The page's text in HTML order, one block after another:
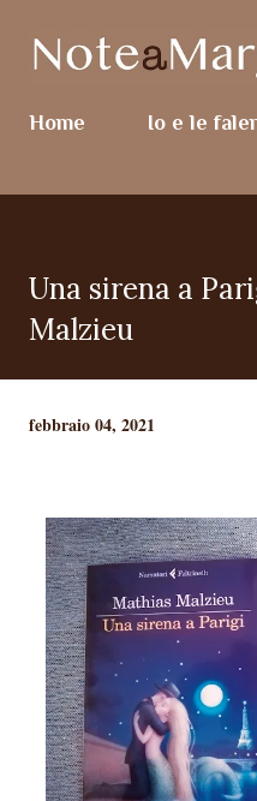
Passa ai
Home Io e le
Una sirena a
Malzieu
febbraio 04, 2021